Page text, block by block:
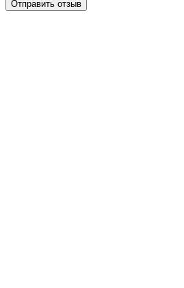
Отправить отзыв